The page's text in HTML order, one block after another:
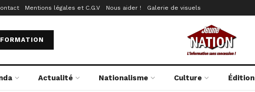
Mentions légales et C.G.V Nous aider ! Galerie de visuels
Actualité Nationalisme Culture Édition